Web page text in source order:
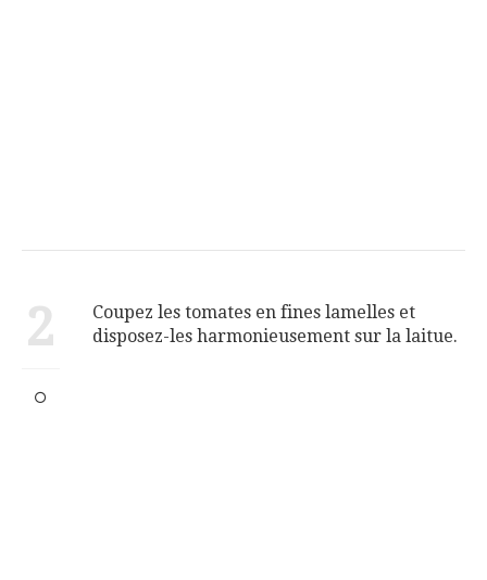
2
Coupez les tomates en fines lamelles et
disposez-les harmonieusement sur la laitue.